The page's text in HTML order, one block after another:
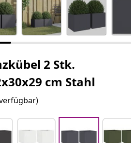
2 Stk.
cm Stahl